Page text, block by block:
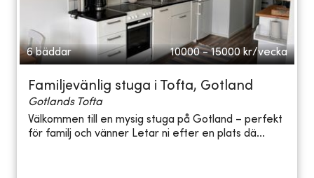
6 bäddar 10000 - 15000 kr/vecka
Familjevänlig stuga i Tofta, Gotland
Gotlands Tofta
Välkommen till en mysig stuga på Gotland – perfekt
för familj och vänner Letar ni efter en plats dä...